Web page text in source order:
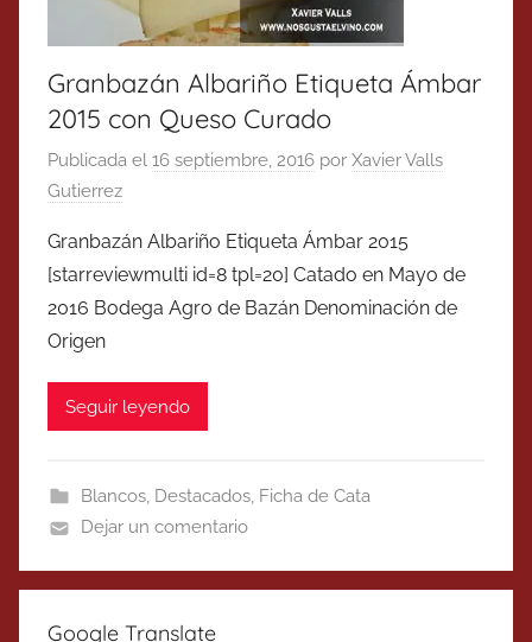
Granbazán Albariño Etiqueta Ámbar
2015 con Queso Curado
Publicada el 16 septiembre, 2016 por Xavier Valls
Gutierrez
Granbazán Albariño Etiqueta Ámbar 2015
[starreviewmulti id=8 tpl=20] Catado en Mayo de
2016 Bodega Agro de Bazán Denominación de
Origen
Seguir leyendo
Blancos, Destacados, Ficha de Cata
Dejar un comentario
Google Translate